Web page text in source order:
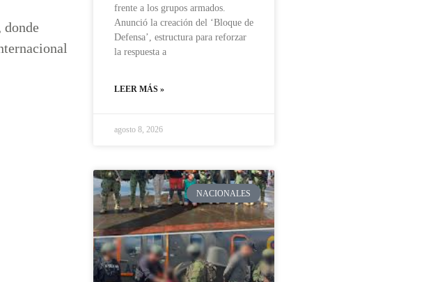
frente a los grupos armados.
Anunció la creación del ‘Bloque de
Defensa’, estructura para reforzar
la respuesta a
LEER MÁS »
agosto 8, 2026
NACIONALES